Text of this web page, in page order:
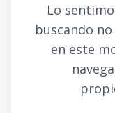
Lo
buscando
en este